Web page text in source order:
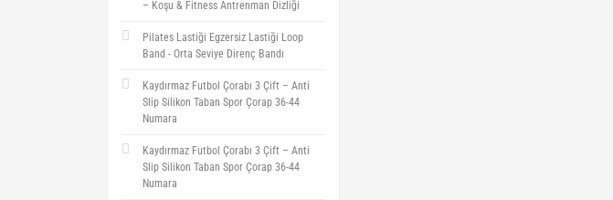
– Koşu & Fitness Antrenman Dizliği
Pilates Lastiği Egzersiz Lastiği Loop
Band - Orta Seviye Direnç Bandı
Kaydırmaz Futbol Çorabı 3 Çift – Anti
Slip Silikon Taban Spor Çorap 36-44
Numara
Kaydırmaz Futbol Çorabı 3 Çift – Anti
Slip Silikon Taban Spor Çorap 36-44
Numara